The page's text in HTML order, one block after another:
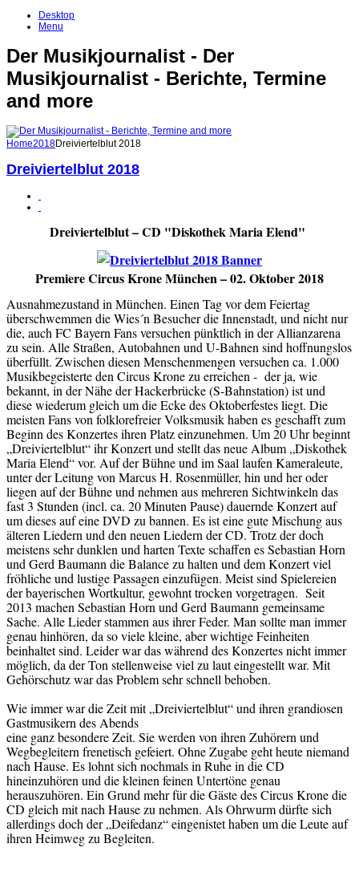
Desktop
Menu
Der Musikjournalist - Der
Musikjournalist - Berichte, Termine
and more
Home2018Dreiviertelblut 2018
Dreiviertelblut 2018
Dreiviertelblut – CD "Diskothek Maria Elend"
Premiere Circus Krone München – 02. Oktober 2018
Ausnahmezustand in München. Einen Tag vor dem Feiertag
überschwemmen die Wies´n Besucher die Innenstadt, und nicht nur
die, auch FC Bayern Fans versuchen pünktlich in der Allianzarena
zu sein. Alle Straßen, Autobahnen und U-Bahnen sind hoffnungslos
überfüllt. Zwischen diesen Menschenmengen versuchen ca. 1.000
Musikbegeisterte den Circus Krone zu erreichen - der ja, wie
bekannt, in der Nähe der Hackerbrücke (S-Bahnstation) ist und
diese wiederum gleich um die Ecke des Oktoberfestes liegt. Die
meisten Fans von folklorefreier Volksmusik haben es geschafft zum
Beginn des Konzertes ihren Platz einzunehmen. Um 20 Uhr beginnt
„Dreiviertelblut“ ihr Konzert und stellt das neue Album „Diskothek
Maria Elend“ vor. Auf der Bühne und im Saal laufen Kameraleute,
unter der Leitung von Marcus H. Rosenmüller, hin und her oder
liegen auf der Bühne und nehmen aus mehreren Sichtwinkeln das
fast 3 Stunden (incl. ca. 20 Minuten Pause) dauernde Konzert auf
um dieses auf eine DVD zu bannen. Es ist eine gute Mischung aus
älteren Liedern und den neuen Liedern der CD. Trotz der doch
meistens sehr dunklen und harten Texte schaffen es Sebastian Horn
und Gerd Baumann die Balance zu halten und dem Konzert viel
fröhliche und lustige Passagen einzufügen. Meist sind Spielereien
der bayerischen Wortkultur, gewohnt trocken vorgetragen. Seit
2013 machen Sebastian Horn und Gerd Baumann gemeinsame
Sache. Alle Lieder stammen aus ihrer Feder. Man sollte man immer
genau hinhören, da so viele kleine, aber wichtige Feinheiten
beinhaltet sind. Leider war das während des Konzertes nicht immer
möglich, da der Ton stellenweise viel zu laut eingestellt war. Mit
Gehörschutz war das Problem sehr schnell behoben.
Wie immer war die Zeit mit „Dreiviertelblut“ und ihren grandiosen
Gastmusikern des Abends
eine ganz besondere Zeit. Sie werden von ihren Zuhörern und
Wegbegleitern frenetisch gefeiert. Ohne Zugabe geht heute niemand
nach Hause. Es lohnt sich nochmals in Ruhe in die CD
hineinzuhören und die kleinen feinen Untertöne genau
herauszuhören. Ein Grund mehr für die Gäste des Circus Krone die
CD gleich mit nach Hause zu nehmen. Als Ohrwurm dürfte sich
allerdings doch der „Deifedanz“ eingenistet haben um die Leute auf
ihren Heimweg zu Begleiten.